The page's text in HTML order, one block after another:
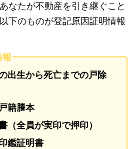
なたが不動産を引き継ぐこと
下のものが登記原因証明情報
報
出生から死亡までの戸除
籍謄本
（全員が実印で押印）
鑑証明書